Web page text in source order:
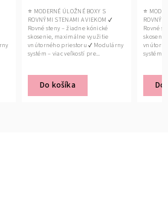
Do košíka
⭐ MODERNÉ ÚLOŽNÉ BOXY S
ROVNÝMI STENAMI A VIEKOM ✔
Rovné steny – žiadne kónické
skosenie, maximálne využitie
vnútorného priestoru ✔ Modulárny
systém – viac veľkostí pre...
Do
⭐
Rovné
systém